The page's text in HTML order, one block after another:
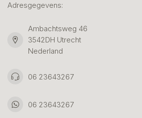
Adresgegevens:
Ambachtsweg 46
3542DH Utrecht
Nederland
06 23643267
06 23643267